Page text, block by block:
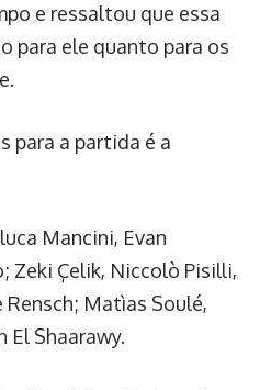
e ressaltou que essa
para ele quanto para os
para a partida é a
Mancini, Evan
Zeki Çelik, Niccolò Pisilli,
Rensch; Matìas Soulé,
El Shaarawy.